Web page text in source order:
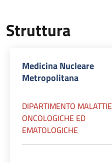
Struttura
Medicina Nucleare
Metropolitana
DIPARTIMENTO MALATTIE
ONCOLOGICHE ED
EMATOLOGICHE